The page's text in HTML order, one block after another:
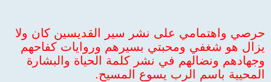
حرصي واهتمامي على نشر سير القديسين كان ولا
يزال هو شغفي ومحبتي بسيرهم وروايات كفاحهم
وجهادهم ونضالهم في نشر كلمة الحياة والبشارة
المحيية باسم الرب يسوع المسيح.